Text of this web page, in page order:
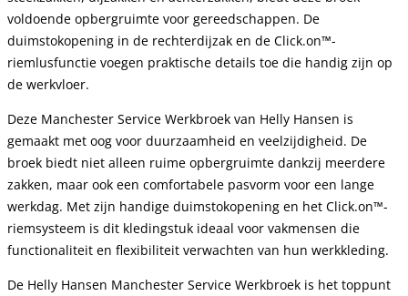
voldoende opbergruimte voor gereedschappen. De
duimstokopening in de rechterdijzak en de Click.on™-
riemlusfunctie voegen praktische details toe die handig zijn op
de werkvloer.
Deze Manchester Service Werkbroek van Helly Hansen is
gemaakt met oog voor duurzaamheid en veelzijdigheid. De
broek biedt niet alleen ruime opbergruimte dankzij meerdere
zakken, maar ook een comfortabele pasvorm voor een lange
werkdag. Met zijn handige duimstokopening en het Click.on™-
riemsysteem is dit kledingstuk ideaal voor vakmensen die
functionaliteit en flexibiliteit verwachten van hun werkkleding.
De Helly Hansen Manchester Service Werkbroek is het toppunt